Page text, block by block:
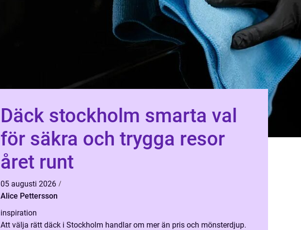
Däck stockholm smarta val
för säkra och trygga resor
året runt
05 augusti 2026
Alice Pettersson
inspiration
Att välja rätt däck i Stockholm handlar om mer än pris och mönsterdjup.